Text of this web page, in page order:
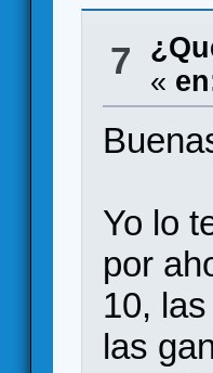
7
«
Yo lo
por
10,
las